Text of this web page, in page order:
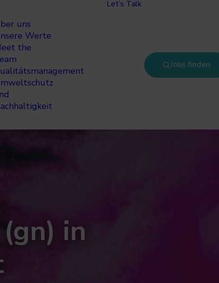
uns
Werte
the
Let’s Talk
Jobs finden
in